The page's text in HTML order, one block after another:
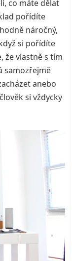
co máte dělat
pořídíte
náročný,
si pořídíte
že vlastně s tím
samozřejmě
anebo
si vždycky